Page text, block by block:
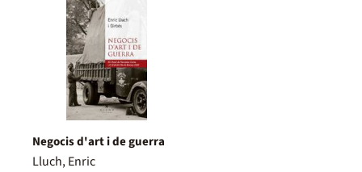
Negocis d'art i de guerra
Lluch, Enric